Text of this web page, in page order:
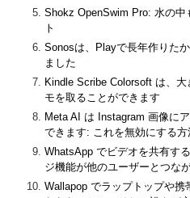
Shokz OpenSwim Pro: 水の中
ト
Sonosは、Playで長年作りた
ました
Kindle Scribe Colorsoft は、
モを取ることができます
Meta AI は Instagram 画像に
できます: これを無効にする方
WhatsApp でビデオを共有す
ジ機能が他のユーザーとつな
Wallapop でラップトップや